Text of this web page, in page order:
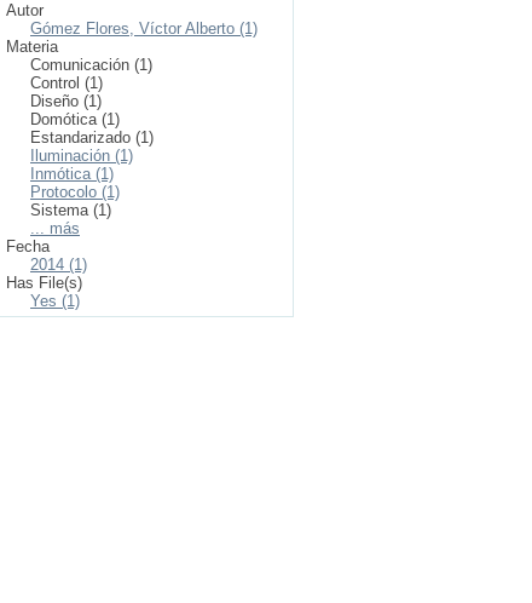
Autor
Gómez Flores, Víctor Alberto (1)
Materia
Comunicación (1)
Control (1)
Diseño (1)
Domótica (1)
Estandarizado (1)
Iluminación (1)
Inmótica (1)
Protocolo (1)
Sistema (1)
... más
Fecha
2014 (1)
Has File(s)
Yes (1)